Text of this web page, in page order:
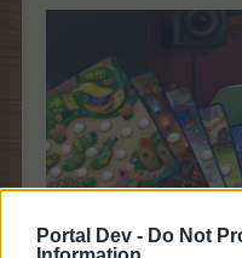
Portal Dev - Do Not